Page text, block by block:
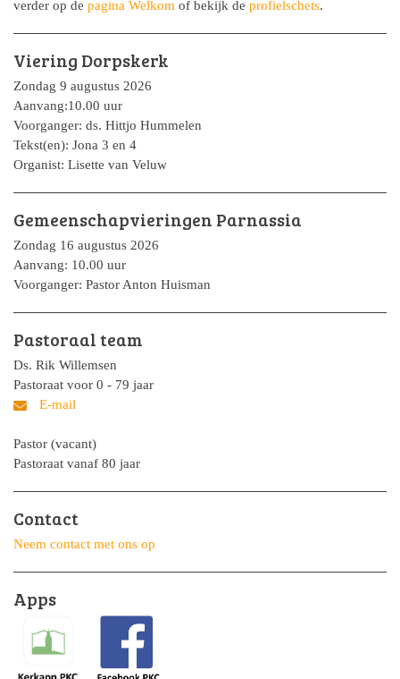
verder op de pagina Welkom of bekijk de profielschets.
Viering Dorpskerk
Zondag 9 augustus 2026
Aanvang:10.00 uur
Voorganger: ds. Hittjo Hummelen
Tekst(en): Jona 3 en 4
Organist: Lisette van Veluw
Gemeenschapvieringen Parnassia
Zondag 16 augustus 2026
Aanvang: 10.00 uur
Voorganger: Pastor Anton Huisman
Pastoraal team
Ds. Rik Willemsen
Pastoraat voor 0 - 79 jaar
Pastor (vacant)
Pastoraat vanaf 80 jaar
Contact
Neem contact met ons op
Apps